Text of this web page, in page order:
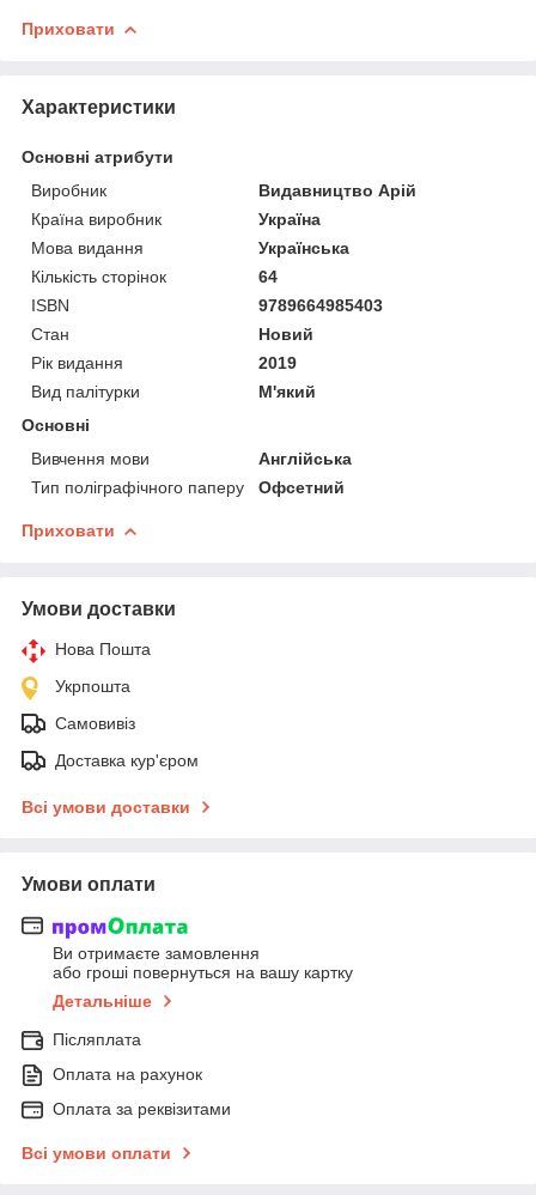
Приховати
Характеристики
Основні атрибути
Виробник
Видавництво Арій
Країна виробник
Україна
Мова видання
Українська
Кількість сторінок
64
ISBN
9789664985403
Стан
Новий
Рік видання
2019
Вид палітурки
М'який
Основні
Вивчення мови
Англійська
Тип поліграфічного паперу
Офсетний
Приховати
Умови доставки
Нова Пошта
Укрпошта
Самовивіз
Доставка кур'єром
Всі умови доставки
Умови оплати
Ви отримаєте замовлення
або гроші повернуться на вашу картку
Детальніше
Післяплата
Оплата на рахунок
Оплата за реквізитами
Всі умови оплати